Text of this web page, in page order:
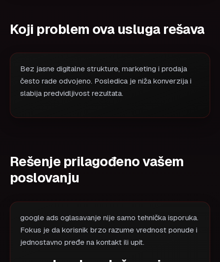
Koji problem ova usluga rešava
Bez jasne digitalne strukture, marketing i prodaja
često rade odvojeno. Posledica je niža konverzija i
slabija predvidljivost rezultata.
Rešenje prilagođeno vašem
poslovanju
google ads oglasavanje nije samo tehnička isporuka.
Fokus je da korisnik brzo razume vrednost ponude i
jednostavno pređe na kontakt ili upit.